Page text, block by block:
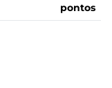
pontos